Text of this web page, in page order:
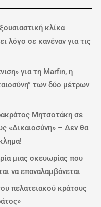
κλίκα
λόγο σε κανέναν για τις
για τη Marfin, η
των δύο μέτρων
Μητσοτάκη σε
«Δικαιοσύνη» – Δεν θα
μιας σκευωρίας που
να επαναλαμβάνεται
πελατειακού κράτους